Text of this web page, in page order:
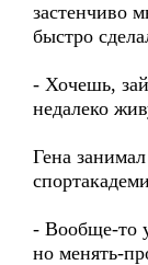
застенчиво
быстро
- Хочешь,
недалеко
Гена
- Вообще-то
но менять-